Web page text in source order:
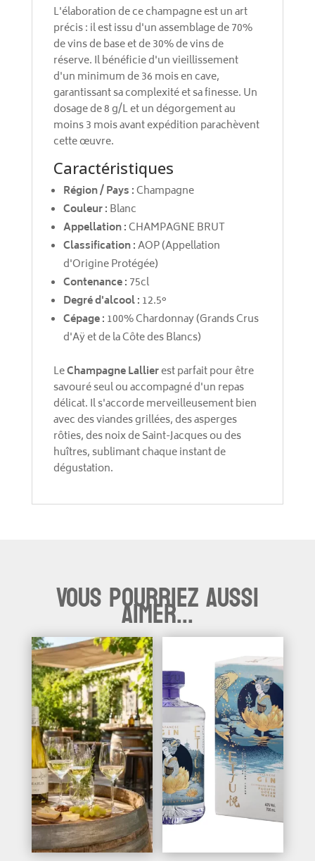
L'élaboration de ce champagne est un art
précis : il est issu d'un assemblage de 70%
de vins de base et de 30% de vins de
réserve. Il bénéficie d'un vieillissement
d'un minimum de 36 mois en cave,
garantissant sa complexité et sa finesse. Un
dosage de 8 g/L et un dégorgement au
moins 3 mois avant expédition parachèvent
cette œuvre.
Caractéristiques
Région / Pays :Champagne
Couleur : Blanc
Appellation :CHAMPAGNE BRUT
Classification :AOP (Appellation
d'Origine Protégée)
Contenance : 75cl
Degré d'alcool : 12.5°
Cépage : 100% Chardonnay (Grands Crus
d'Aÿ et de la Côte des Blancs)
LeChampagne Lallierest parfait pour être
savouré seul ou accompagné d'un repas
délicat. Il s'accorde merveilleusement bien
avec des viandes grillées, des asperges
rôties, des noix de Saint-Jacques ou des
huîtres, sublimant chaque instant de
dégustation.
Vous pourriez aussi
aimer...